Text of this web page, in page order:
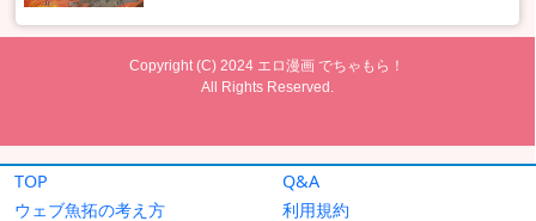
TOP
Q&A
ウェブ魚拓の考え方
利用規約